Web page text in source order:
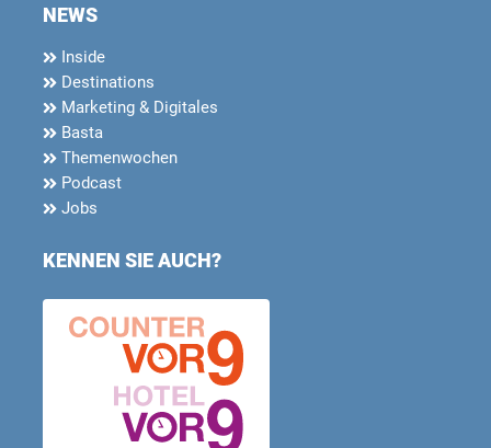
NEWS
Inside
Destinations
Marketing & Digitales
Basta
Themenwochen
Podcast
Jobs
KENNEN SIE AUCH?